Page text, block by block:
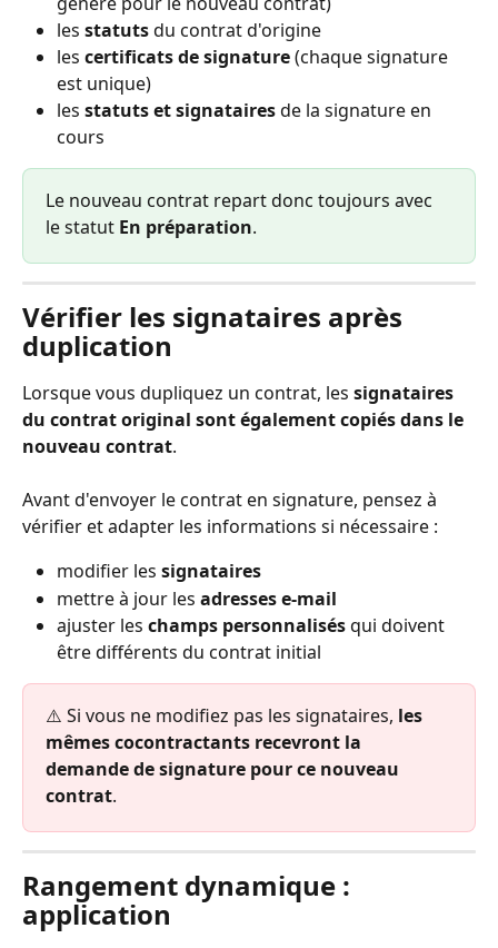
les statuts du contrat d'origine
les certificats de signature (chaque signature
est unique)
les statuts et signataires de la signature en
cours
Le nouveau contrat repart donc toujours avec
le statut En préparation.
Vérifier les signataires après
duplication
Lorsque vous dupliquez un contrat, les signataires
du contrat original sont également copiés dans le
nouveau contrat.
Avant d'envoyer le contrat en signature, pensez à
vérifier et adapter les informations si nécessaire :
modifier les signataires
mettre à jour les adresses e-mail
ajuster les champs personnalisés qui doivent
être différents du contrat initial
⚠️ Si vous ne modifiez pas les signataires, les
mêmes cocontractants recevront la
demande de signature pour ce nouveau
contrat.
Rangement dynamique :
application